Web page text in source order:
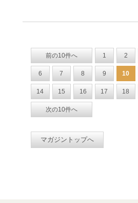
前の10件へ 1 2
6 7 8 9 10
14 15 16 17 18
次の10件へ
マガジントップへ